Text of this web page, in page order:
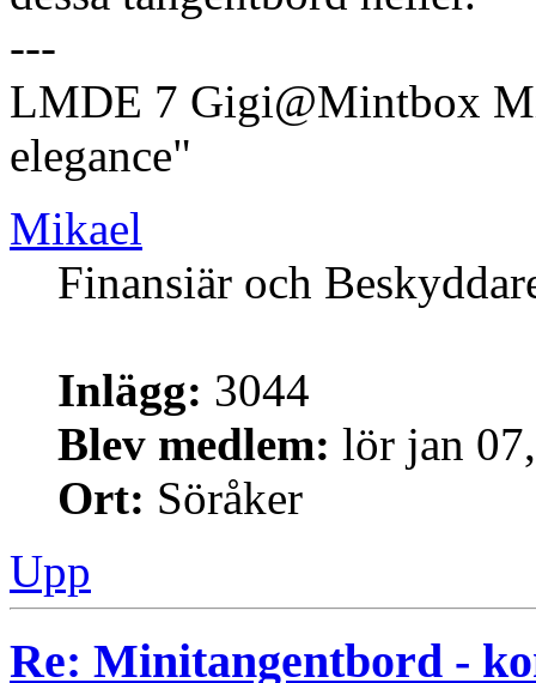
---
LMDE 7 Gigi@Mintbox
elegance"
Mikael
Finansiär och
Inlägg: 3044
Blev medlem: lör jan
Ort: Söråker
Upp
Re: Minitangentbord -